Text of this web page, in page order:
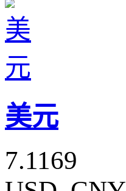
美元
7.1169